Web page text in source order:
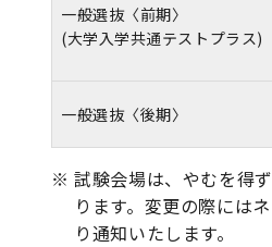
一般選抜〈前期〉
(大学入学共通テストプラス)
一般選抜〈後期〉
※ 試験会場は、やむを得
ります。変更の際には
り通知いたします。